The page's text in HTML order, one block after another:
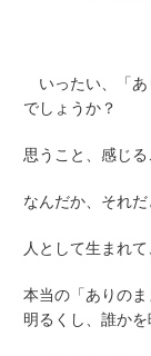
いったい、「あ
でしょうか？
思うこと、感じ
なんだか、それ
人として生まれ
本当の「ありの
明るくし、誰かを